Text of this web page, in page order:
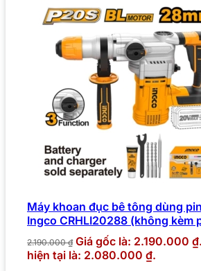
Máy khoan đục bê tông dùng
Ingco CRHLI20288 (không kèm
2.190.000₫ Giá gốc là: 2.190.000 ₫.
hiện tại là: 2.080.000 ₫.